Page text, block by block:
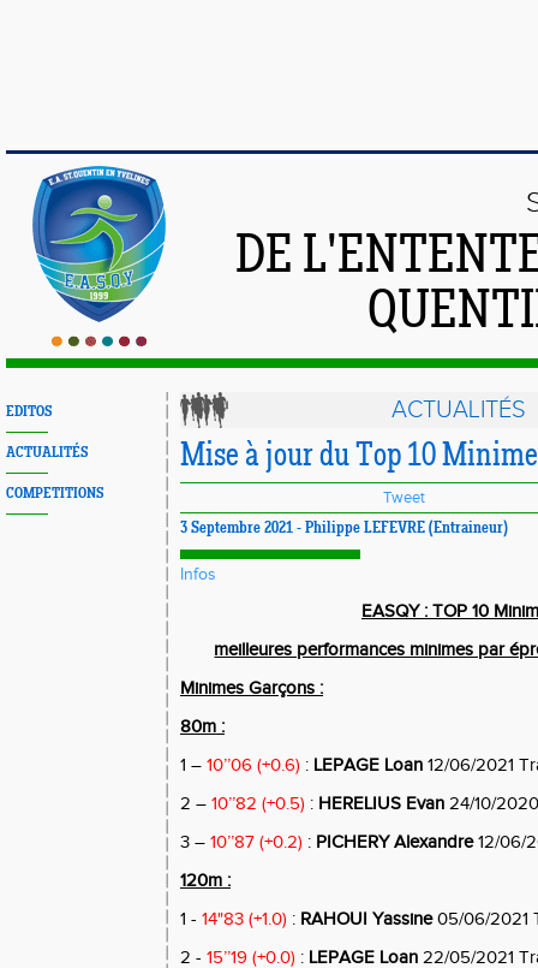
DE
EDITOS
ACTUALITÉS
COMPETITIONS
ACTUALITÉS
Mise à jour du Top 10
Tweet
3 Septembre 2021 - Philippe LEFEVRE (Entraineur)
Infos
EASQY : TOP 10
meilleures performances minimes par
Minimes Garçons :
80m :
1 – 10’’06 (+0.6) : LEPAGE Loan 12/06/2021
2 – 10’’82 (+0.5) : HERELIUS Evan 24/10/
3 – 10’’87 (+0.2) : PICHERY Alexandre12/06/
120m :
1 - 14"83 (+1.0) : RAHOUI Yassine05/06/2021
2 - 15’’19 (+0.0) : LEPAGE Loan 22/05/2021